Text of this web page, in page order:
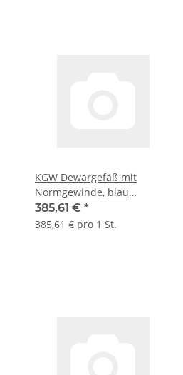
KGW Dewargefäß mit
Normgewinde, blau
beschichtete Alu-Hülle, Typ
GEW 2 II C, 500 ml, GL 45
385,61 € *
385,61 € pro 1 St.